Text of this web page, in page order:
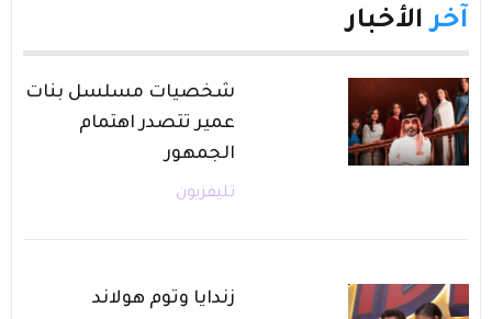
آخر الأخبار
شخصيات مسلسل بنات
عمير تتصدر اهتمام
الجمهور
تليفزيون
زندايا وتوم هولاند